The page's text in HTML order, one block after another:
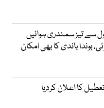
سے تیز سمندری ہوائیں
بوندا باندی کا بھی امکان
کا اعلان کردیا